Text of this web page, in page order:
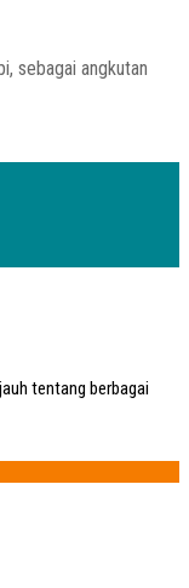
sebagai angkutan
tentang berbagai